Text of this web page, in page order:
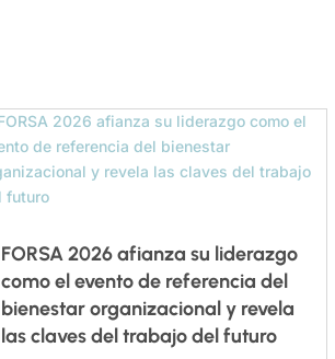
FORSA 2026 afianza su liderazgo
como el evento de referencia del
bienestar organizacional y revela
las claves del trabajo del futuro